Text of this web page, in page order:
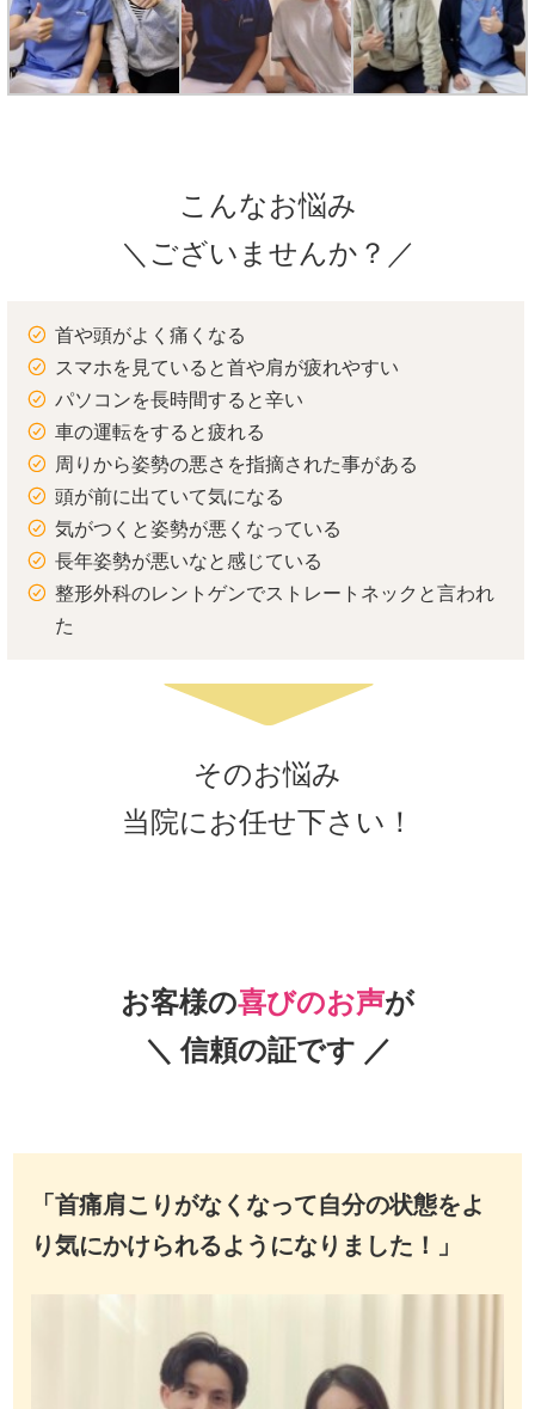
こんなお悩み
＼ございませんか？／
首や頭がよく痛くなる
スマホを見ていると首や肩が疲れやすい
パソコンを長時間すると辛い
車の運転をすると疲れる
周りから姿勢の悪さを指摘された事がある
頭が前に出ていて気になる
気がつくと姿勢が悪くなっている
長年姿勢が悪いなと感じている
整形外科のレントゲンでストレートネックと言われ
た
そのお悩み
当院にお任せ下さい！
お客様の喜びのお声が
＼ 信頼の証です ／
「首痛肩こりがなくなって自分の状態をよ
り気にかけられるようになりました！」